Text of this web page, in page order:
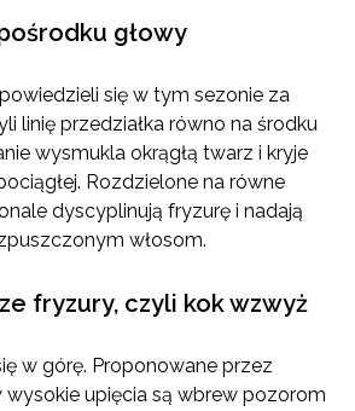
głowy
się w tym sezonie za
linię przedziałka równo na środku
wysmukla okrągłą twarz i kryje
Rozdzielone na równe
dyscyplinują fryzurę i nadają
włosom.
fryzury, czyli kok wzwyż
w górę. Proponowane przez
upięcia są wbrew pozorom